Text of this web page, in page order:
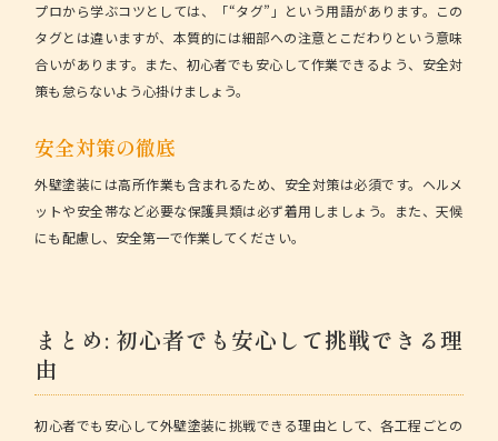
プロから学ぶコツとしては、「“タグ”」という用語があります。この
タグとは違いますが、本質的には細部への注意とこだわりという意味
合いがあります。また、初心者でも安心して作業できるよう、安全対
策も怠らないよう心掛けましょう。
安全対策の徹底
外壁塗装には高所作業も含まれるため、安全対策は必須です。ヘルメ
ットや安全帯など必要な保護具類は必ず着用しましょう。また、天候
にも配慮し、安全第一で作業してください。
まとめ: 初心者でも安心して挑戦できる理
由
初心者でも安心して外壁塗装に挑戦できる理由として、各工程ごとの